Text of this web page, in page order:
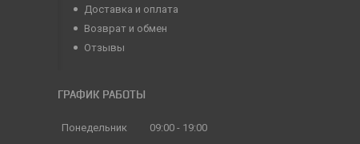
Доставка и оплата
Возврат и обмен
Отзывы
ГРАФИК РАБОТЫ
Понедельник 09:00 19:00